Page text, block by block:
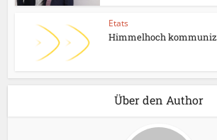
Etats
Himmelhoch
Über den Author